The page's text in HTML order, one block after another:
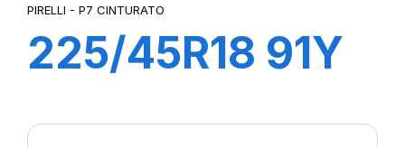
PIRELLI - P7 CINTURATO
225/45R18 91Y